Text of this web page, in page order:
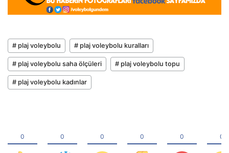
# plaj voleybolu # plaj voleybolu kuralları
# plaj voleybolu saha ölçüleri # plaj voleybolu topu
# plaj voleybolu kadınlar